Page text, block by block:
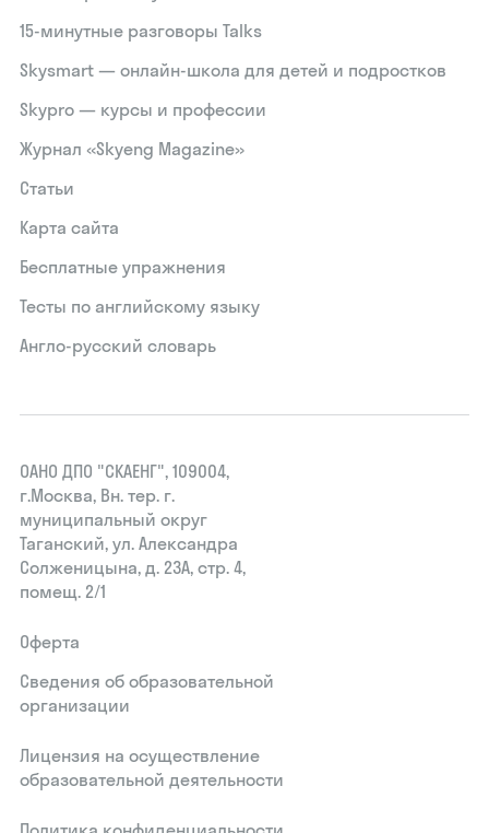
15‑минутные разговоры Talks
Skysmart — онлайн-школа для детей и подростков
Skypro — курсы и профессии
Журнал «Skyeng Magazine»
Статьи
Карта сайта
Бесплатные упражнения
Тесты по английскому языку
Англо-русский словарь
ОАНО ДПО "СКАЕНГ", 109004,
г.Москва, Вн. тер. г.
муниципальный округ
Таганский, ул. Александра
Солженицына, д. 23А, стр. 4,
помещ. 2/1
Оферта
Сведения об образовательной
организации
Лицензия на осуществление
образовательной деятельности